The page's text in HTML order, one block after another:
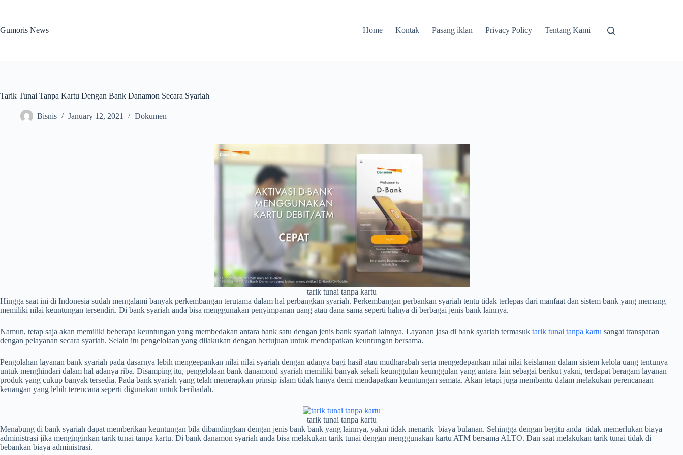
Gumoris News
Home Kontak Pasang iklan Privacy Policy Tentang Kami
Tarik Tunai Tanpa Kartu Dengan Bank Danamon Secara Syariah
Bisnis January 12, 2021 Dokumen
tarik tunai tanpa kartu
Hingga saat ini di Indonesia sudah mengalami banyak perkembangan terutama dalam hal perbangkan syariah. Perkembangan perbankan syariah tentu tidak terlepas dari manfaat dan sistem bank yang memang
memiliki nilai keuntungan tersendiri. Di bank syariah anda bisa menggunakan penyimpanan uang atau dana sama seperti halnya di berbagai jenis bank lainnya.
Namun, tetap saja akan memiliki beberapa keuntungan yang membedakan antara bank satu dengan jenis bank syariah lainnya. Layanan jasa di bank syariah termasuk tarik tunai tanpa kartu sangat transparan
dengan pelayanan secara syariah. Selain itu pengelolaan yang dilakukan dengan bertujuan untuk mendapatkan keuntungan bersama.
Pengolahan layanan bank syariah pada dasarnya lebih mengeepankan nilai nilai syariah dengan adanya bagi hasil atau mudharabah serta mengedepankan nilai nilai keislaman dalam sistem kelola uang tentunya
untuk menghindari dalam hal adanya riba. Disamping itu, pengelolaan bank danamond syariah memiliki banyak sekali keunggulan keunggulan yang antara lain sebagai berikut yakni, terdapat beragam layanan
produk yang cukup banyak tersedia. Pada bank syariah yang telah menerapkan prinsip islam tidak hanya demi mendapatkan keuntungan semata. Akan tetapi juga membantu dalam melakukan perencanaan
keuangan yang lebih terencana seperti digunakan untuk beribadah.
tarik tunai tanpa kartu
Menabung di bank syariah dapat memberikan keuntungan bila dibandingkan dengan jenis bank bank yang lainnya, yakni tidak menarik biaya bulanan. Sehingga dengan begitu anda tidak memerlukan biaya
administrasi jika menginginkan tarik tunai tanpa kartu. Di bank danamon syariah anda bisa melakukan tarik tunai dengan menggunakan kartu ATM bersama ALTO. Dan saat melakukan tarik tunai tidak di
bebankan biaya administrasi.